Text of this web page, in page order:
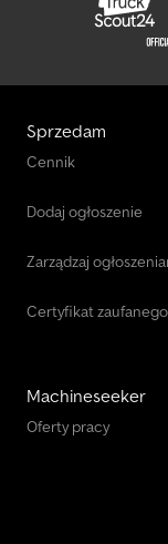
Sprzedam
Cennik
Dodaj ogłoszenie
Zarządzaj
Certyfikat
Machineseeker
Oferty pracy